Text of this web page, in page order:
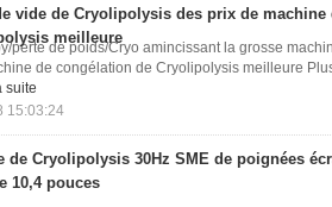
vide de Cryolipolysis des prix de machine
meilleure
perte de poids/Cryo amincissant la grosse
de congélation de Cryolipolysis meilleure
suite
15:03:24
de Cryolipolysis 30Hz SME de poignées
10,4 pouces